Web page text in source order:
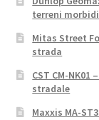
terreni
Mitas Street
strada
CST CM-
stradale
Maxxis MA-